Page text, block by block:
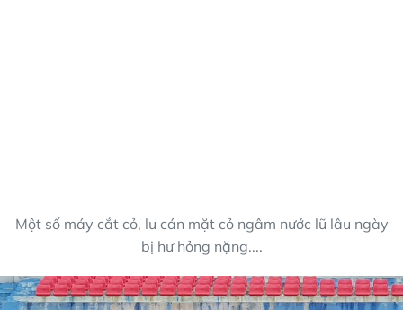
Một số máy cắt cỏ, lu cán mặt cỏ ngâm nước lũ lâu ngày
bị hư hỏng nặng....